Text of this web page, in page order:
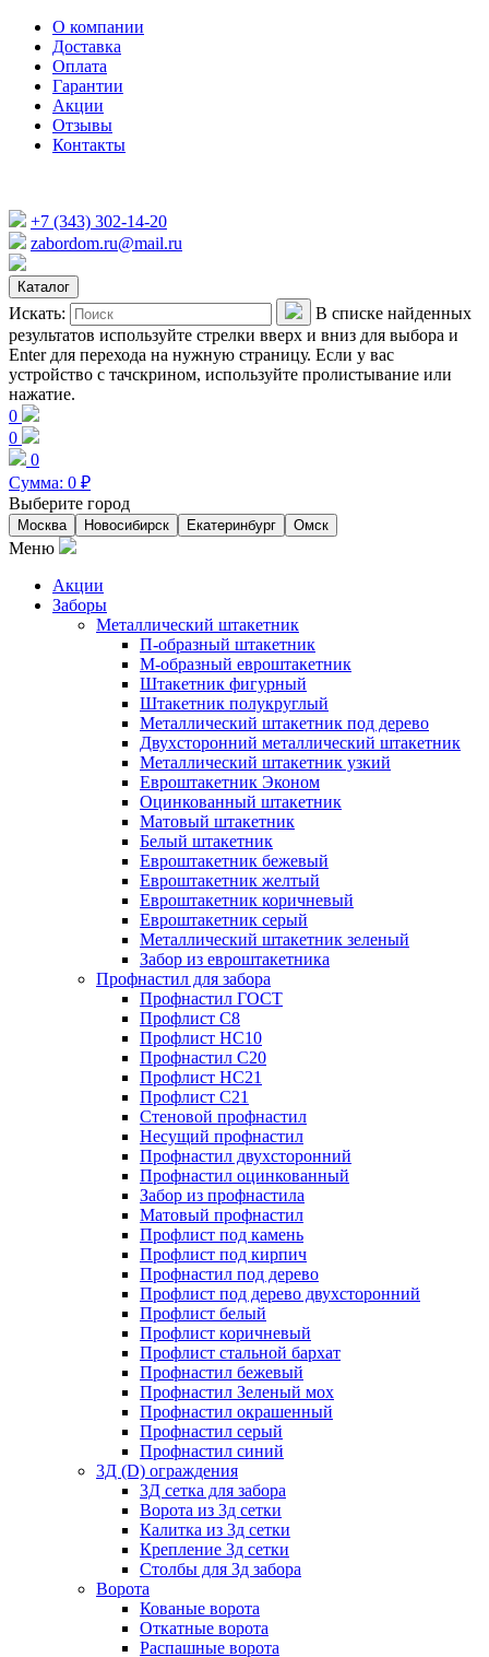
О компании
Доставка
Оплата
Гарантии
Акции
Отзывы
Контакты
+7 (343) 302-14-20
zabordom.ru@mail.ru
Каталог
Искать:
В списке найденных
результатов используйте стрелки вверх и вниз для выбора и
Enter для перехода на нужную страницу. Если у вас
устройство с тачскрином, используйте пролистывание или
нажатие.
0
0
0
Сумма: 0 ₽
Выберите город
Москва Новосибирск Екатеринбург Омск
Меню
Акции
Заборы
Металлический штакетник
П-образный штакетник
М-образный евроштакетник
Штакетник фигурный
Штакетник полукруглый
Металлический штакетник под дерево
Двухсторонний металлический штакетник
Металлический штакетник узкий
Евроштакетник Эконом
Оцинкованный штакетник
Матовый штакетник
Белый штакетник
Евроштакетник бежевый
Евроштакетник желтый
Евроштакетник коричневый
Евроштакетник серый
Металлический штакетник зеленый
Забор из евроштакетника
Профнастил для забора
Профнастил ГОСТ
Профлист С8
Профлист НС10
Профнастил С20
Профлист НС21
Профлист С21
Стеновой профнастил
Несущий профнастил
Профнастил двухсторонний
Профнастил оцинкованный
Забор из профнастила
Матовый профнастил
Профлист под камень
Профлист под кирпич
Профнастил под дерево
Профлист под дерево двухсторонний
Профлист белый
Профлист коричневый
Профлист стальной бархат
Профнастил бежевый
Профнастил Зеленый мох
Профнастил окрашенный
Профнастил серый
Профнастил синий
3Д (D) ограждения
3Д сетка для забора
Ворота из 3д сетки
Калитка из 3д сетки
Крепление 3д сетки
Столбы для 3д забора
Ворота
Кованые ворота
Откатные ворота
Распашные ворота